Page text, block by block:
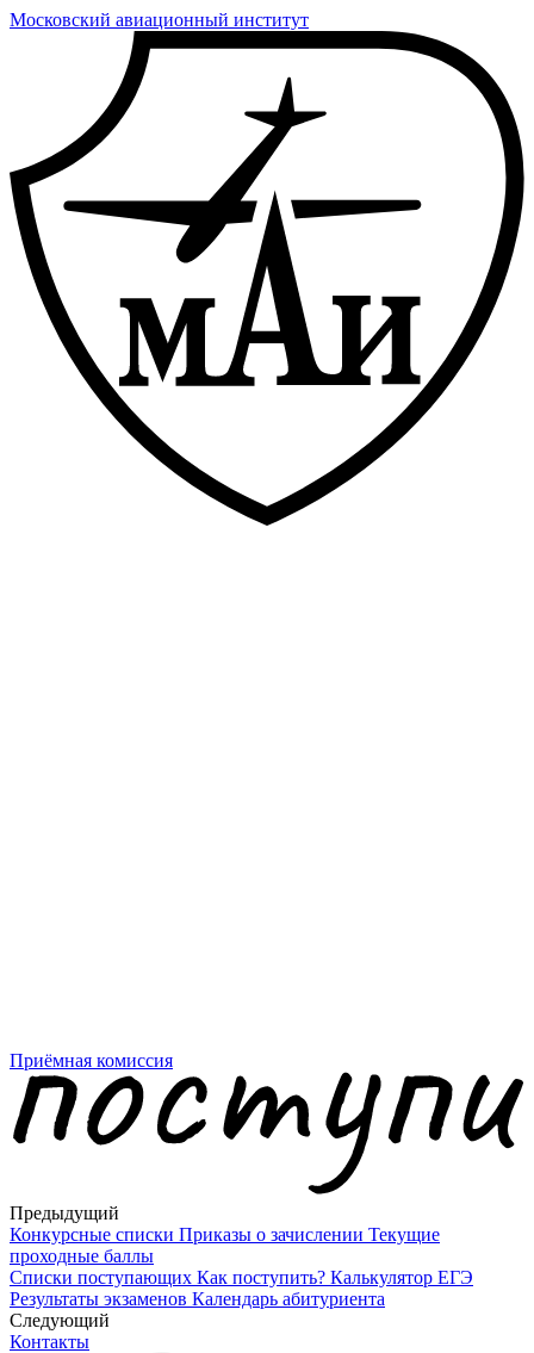
Московский авиационный институт
Приёмная комиссия
Предыдущий
Конкурсные списки Приказы о зачислении Текущие
проходные баллы
Списки поступающих Как поступить? Калькулятор ЕГЭ
Результаты экзаменов Календарь абитуриента
Cледующий
Контакты